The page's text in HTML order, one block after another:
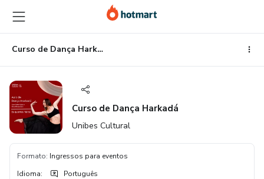
para
o
conteúdo
principal
para
o
pagamento
para
o
rodapé
Curso de Dança Harkadá
Curso de Dança Harkadá
Unibes Cultural
Formato: Ingressos para eventos
Idioma: Português